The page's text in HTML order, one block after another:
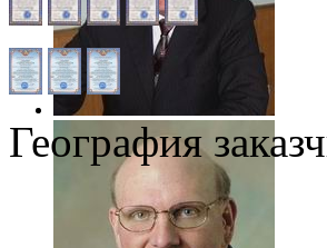
География